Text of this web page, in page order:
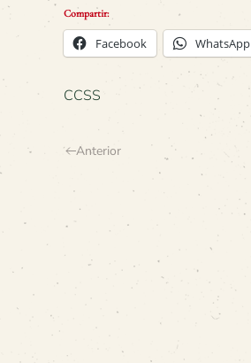
Compartir:
Facebook WhatsApp
CCSS
Anterior